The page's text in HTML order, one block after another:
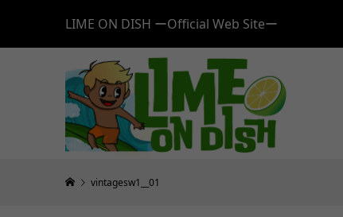
LIME ON DISH ーOfficial Web Siteー
vintagesw1__01